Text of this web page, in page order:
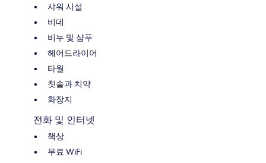
샤워 시설
비데
비누 및 샴푸
헤어드라이어
타월
칫솔과 치약
화장지
전화 및 인터넷
책상
무료 WiFi